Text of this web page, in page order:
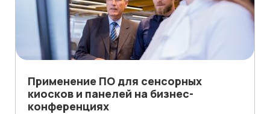
Применение ПО для сенсорных
киосков и панелей на бизнес-
конференциях